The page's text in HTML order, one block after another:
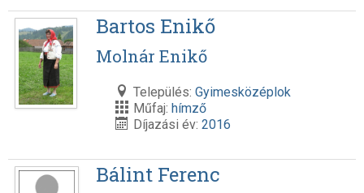
Bartos Enikő
Molnár Enikő
Település: Gyimesközéplok
Műfaj: hímző
Díjazási év: 2016
Bálint Ferenc